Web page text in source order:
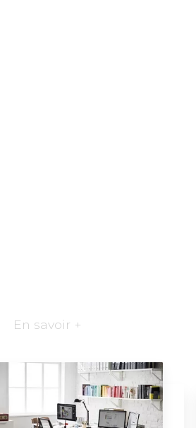
En savoir +